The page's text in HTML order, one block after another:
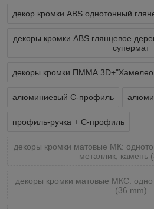
декор кромки ABS однотонный
декоры кромки ABS глянцевое
супермат
декоры кромки ПММА
алюминиевый С-профиль
профиль-ручка + С-профиль
декоры кромки матовые МК:
металлик, камень
декоры кромки матовые МКС:
(36 mm)